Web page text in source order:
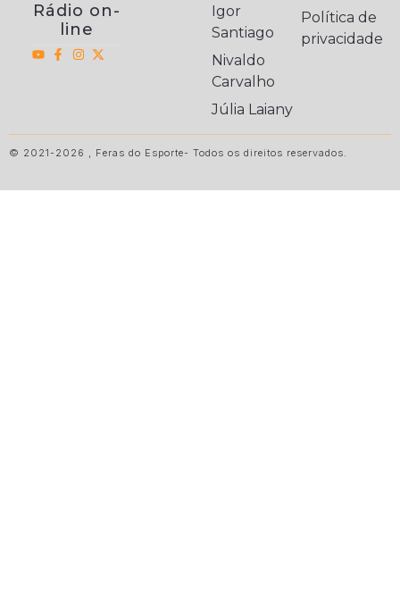
Rádio on-
line
Igor
Santiago
Nivaldo
Carvalho
Júlia Laiany
Política de
privacidade
© 2021-2026 , Feras do Esporte- Todos os direitos reservados.